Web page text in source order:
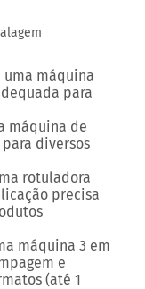
uma máquina
para
máquina de
diversos
rotuladora
precisa
máquina 3 em
e
(até 1